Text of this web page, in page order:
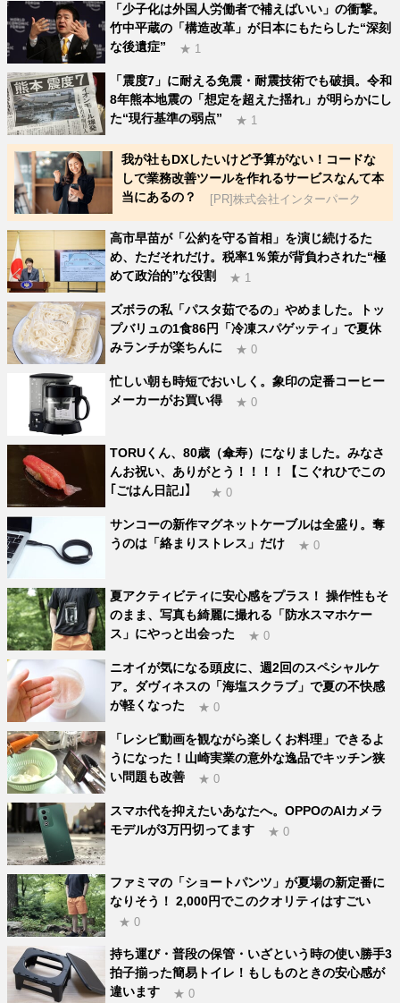
「少子化は外国人労働者で補えばいい」の衝撃。
竹中平蔵の「構造改革」が日本にもたらした“深刻
な後遺症”
★ 1
「震度7」に耐える免震・耐震技術でも破損。令和
8年熊本地震の「想定を超えた揺れ」が明らかにし
た“現行基準の弱点”
★ 1
我が社もDXしたいけど予算がない！コードな
しで業務改善ツールを作れるサービスなんて本
当にあるの？
[PR]株式会社インターパーク
高市早苗が「公約を守る首相」を演じ続けるた
め、ただそれだけ。税率1％策が背負わされた“極
めて政治的”な役割
★ 1
ズボラの私「パスタ茹でるの」やめました。トッ
プバリュの1食86円「冷凍スパゲッティ」で夏休
みランチが楽ちんに
★ 0
忙しい朝も時短でおいしく。象印の定番コーヒー
メーカーがお買い得
★ 0
TORUくん、80歳（傘寿）になりました。みなさ
んお祝い、ありがとう！！！！【こぐれひでこの
｢ごはん日記｣】
★ 0
サンコーの新作マグネットケーブルは全盛り。奪
うのは「絡まりストレス」だけ
★ 0
夏アクティビティに安心感をプラス！ 操作性もそ
のまま、写真も綺麗に撮れる「防水スマホケー
ス」にやっと出会った
★ 0
ニオイが気になる頭皮に、週2回のスペシャルケ
ア。ダヴィネスの「海塩スクラブ」で夏の不快感
が軽くなった
★ 0
「レシピ動画を観ながら楽しくお料理」できるよ
うになった！山崎実業の意外な逸品でキッチン狭
い問題も改善
★ 0
スマホ代を抑えたいあなたへ。OPPOのAIカメラ
モデルが3万円切ってます
★ 0
ファミマの「ショートパンツ」が夏場の新定番に
なりそう！ 2,000円でこのクオリティはすごい
★ 0
持ち運び・普段の保管・いざという時の使い勝手3
拍子揃った簡易トイレ！もしものときの安心感が
違います
★ 0